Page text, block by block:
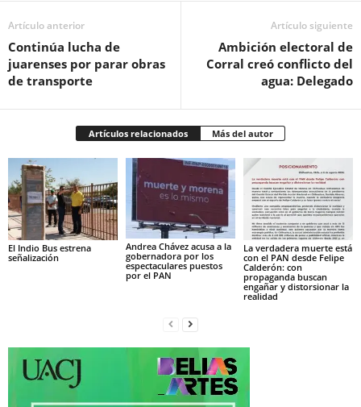
Artículo anterior
Continúa lucha de
juarenses por parar obras
de transporte
Artículo siguiente
Ambición electoral de
Corral creó conflicto del
agua: Delegado
Artículos relacionados Más del autor
El Indio Bus estrena
señalización
Andrea Chávez acusa a la
gobernadora por los
espectaculares puestos
por el PAN
La verdadera muerte está
con el PAN desde Felipe
Calderón: con
propaganda buscan
engañar y distorsionar la
realidad